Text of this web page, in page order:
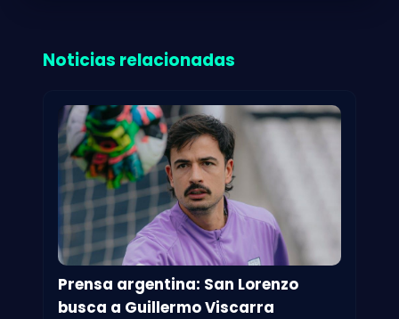
Noticias relacionadas
Prensa argentina: San Lorenzo
busca a Guillermo Viscarra